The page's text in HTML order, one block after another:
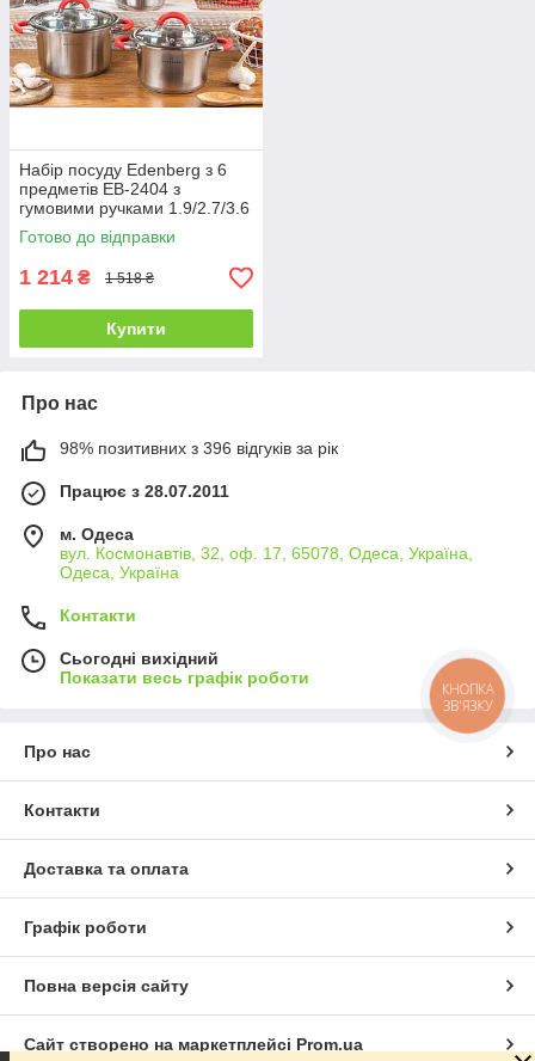
Набір посуду Edenberg з 6
предметів EB-2404 з
гумовими ручками 1.9/2.7/3.6
л
Готово до відправки
1 214 ₴ 1 518 ₴
Купити
Про нас
98% позитивних з 396 відгуків за рік
Працює з 28.07.2011
м. Одеса
вул. Космонавтів, 32, оф. 17, 65078, Одеса, Україна,
Одеса, Україна
Контакти
Сьогодні вихідний
Показати весь графік роботи
Про нас
Контакти
Доставка та оплата
Графік роботи
Повна версія сайту
Сайт створено на маркетплейсі Prom.ua
КНОПКА
ЗВ'ЯЗКУ